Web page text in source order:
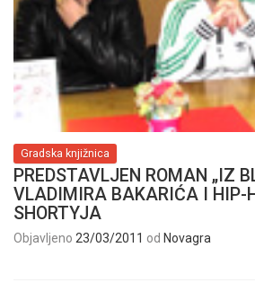
Gradska knjižnica
PREDSTAVLJEN ROMAN „IZ
VLADIMIRA BAKARIĆA I HIP-
SHORTYJA
Objavljeno 23/03/2011 od Novagra